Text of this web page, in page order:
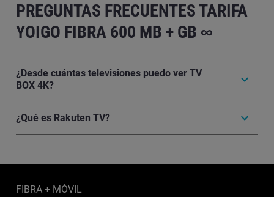
PREGUNTAS FRECUENTES TARIFA
YOIGO FIBRA 600 MB + GB ∞
¿Desde cuántas televisiones puedo ver TV
BOX 4K?
¿Qué es Rakuten TV?
FIBRA + MÓVIL